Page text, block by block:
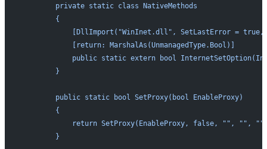
        private static class NativeMethods
        {
[DllImport("WinInet.dll", SetLastError =
            [return: MarshalAs(UnmanagedType.Bool)]
public static extern bool
        }
        public static bool SetProxy(bool EnableProxy)
        {
return SetProxy(EnableProxy, false, "", "",
        }